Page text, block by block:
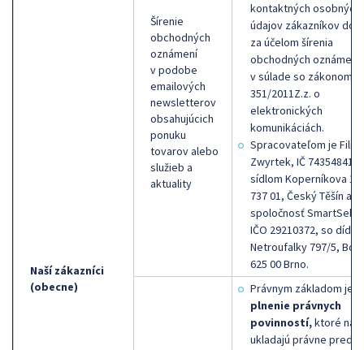
Naší zákazníci
(obecne)
Šírenie
obchodných
oznámení
v podobe
emailových
newsletterov
obsahujúcich
ponuku
tovarov alebo
služieb a
aktuality
kontaktných osobných
údajov zákazníkov
za účelom šírenia
obchodných oznámení
v súlade so zákonom č.
351/2011Z.z. o
elektronických
komunikáciách.
Spracovateľom je Filip
Zwyrtek, IČ 74354841,
sídlom Koperníkova
737 01, Český Těšín a
spoločnosť
IČO 29210372, so
Netroufalky 797/5,
625 00 Brno.
Právnym základom je
plnenie právnych
povinností,ktoré nám
ukladajú právne